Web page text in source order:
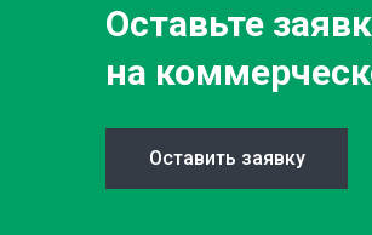
Оставьте
на
Оставить заявку